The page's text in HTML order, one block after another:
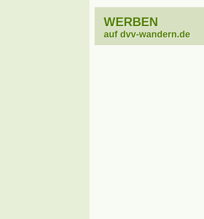
WERBEN
auf dvv-wandern.de